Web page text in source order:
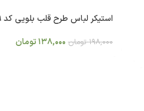
استیکر لباس طرح قلب بلویی کد t119
198,000 تومان 138,000تومان